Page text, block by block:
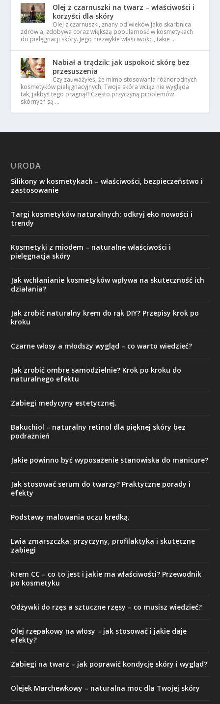
Olej z czarnuszki na twarz – właściwości i
korzyści dla skóry
Olej z czarnuszki, znany od wieków jako skarbnica
zdrowia, zdobywa coraz większą popularność w kosmetykach
do pielęgnacji skóry. Jego niezwykłe właściwości, takie …
Nabiał a trądzik: jak uspokoić skórę bez
przesuszenia
Czy zauważyłeś, że mimo stosowania różnorodnych
kosmetyków pielęgnacyjnych, Twoja skóra wciąż nie wygląda
tak, jakbyś tego pragnął? Często przyczyną problemów
skórnych są …
URODA
Silikony w kosmetykach – właściwości, bezpieczeństwo i
zastosowanie
Targi kosmetyków naturalnych: odkryj eko nowości i
trendy
Kosmetyki z miodem – naturalne właściwości i
pielęgnacja skóry
Jak wchłanianie kosmetyków wpływa na skuteczność ich
działania?
Jak zrobić naturalny krem do rąk DIY? Przepisy krok po
kroku
Czarne włosy a młodszy wygląd – co warto wiedzieć?
Jak zrobić ombre samodzielnie? Krok po kroku do
naturalnego efektu
Zabiegi medycyny estetycznej.
Bakuchiol – naturalny retinol dla pięknej skóry bez
podrażnień
Jakie powinno być wyposażenie stanowiska do manicure?
Jak stosować serum do twarzy? Praktyczne porady i
efekty
Podstawy malowania oczu kredką.
Lwia zmarszczka: przyczyny, profilaktyka i skuteczne
zabiegi
Krem CC – co to jest i jakie ma właściwości? Przewodnik
po kosmetyku
Odżywki do rzęs a sztuczne rzęsy – co musisz wiedzieć?
Olej rzepakowy na włosy – jak stosować i jakie daje
efekty?
Zabiegi na twarz – jak poprawić kondycję skóry i wygląd?
Olejek Marchewkowy – naturalna moc dla Twojej skóry